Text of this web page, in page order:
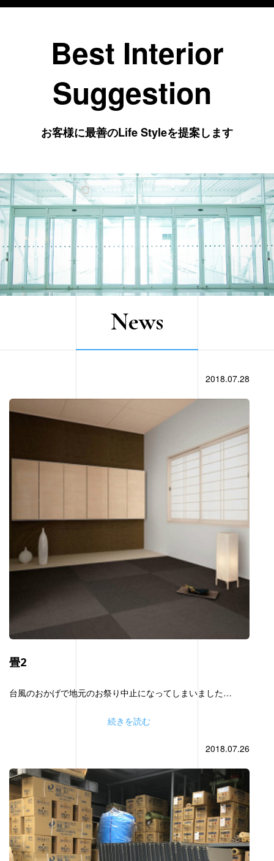
Best Interior
Suggestion
お客様に最善のLife Styleを提案します
News
2018.07.28
畳2
台風のおかげで地元のお祭り中止になってしまいました…
続きを読む
2018.07.26